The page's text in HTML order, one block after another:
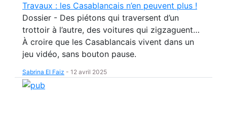
Travaux : les Casablancais n’en peuvent plus !
Dossier - Des piétons qui traversent d’un
trottoir à l’autre, des voitures qui zigzaguent…
À croire que les Casablancais vivent dans un
jeu vidéo, sans bouton pause.
Sabrina El Faiz - 12 avril 2025